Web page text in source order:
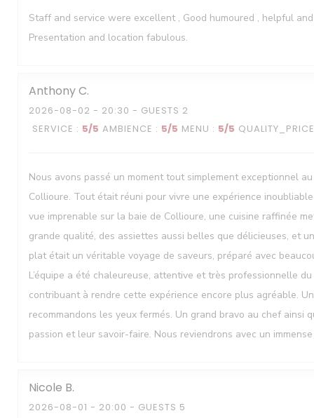
Staff and service were excellent , Good humoured , helpful
Presentation and location fabulous.
AnthonyC
2026-08-02 - 20:30 - GUESTS 2
SERVICE : 5/5 AMBIENCE : 5/5 MENU : 5/5 QUALITY_PRICE
Nous avons passé un moment tout simplement exceptionnel
Collioure. Tout était réuni pour vivre une expérience
vue imprenable sur la baie de Collioure, une cuisine raffinée
grande qualité, des assiettes aussi belles que délicieuses, et
plat était un véritable voyage de saveurs, préparé avec
L’équipe a été chaleureuse, attentive et très professionnelle
contribuant à rendre cette expérience encore plus agréable.
recommandons les yeux fermés. Un grand bravo au chef ainsi
passion et leur savoir-faire. Nous reviendrons avec un
Nicole B
2026-08-01 - 20:00 - GUESTS 5